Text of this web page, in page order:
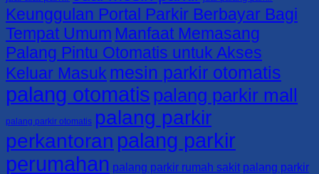
7125/
0813-
4161-
5165
|
KABUPATEN
RAJA
AMPAT
0821-
4405-
7125/
0813-
4161-
5165
Keunggulan Portal Parkir Berbayar Bagi
Tempat Umum Manfaat Memasang
Palang Pintu Otomatis untuk Akses
Keluar Masuk mesin parkir otomatis
palang otomatis palang parkir mall
palang parkir otomatis palang parkir
perkantoran palang parkir
perumahan palang parkir rumah sakit palang parkir